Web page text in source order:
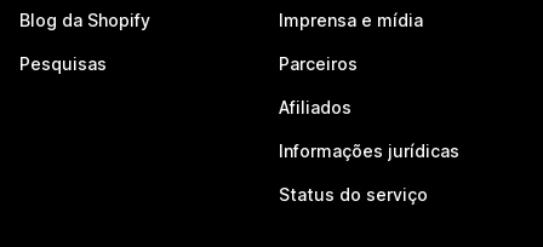
Blog da Shopify
Pesquisas
Imprensa e mídia
Parceiros
Afiliados
Informações jurídicas
Status do serviço